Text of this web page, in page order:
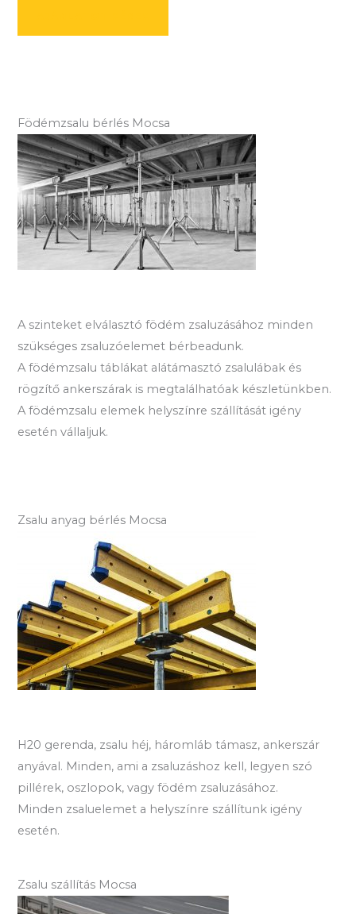
Födémzsalu bérlés Mocsa
A szinteket elválasztó födém zsaluzásához minden
szükséges zsaluzóelemet bérbeadunk.
A födémzsalu táblákat alátámasztó zsalulábak és
rögzítő ankerszárak is megtalálhatóak készletünkben.
A födémzsalu elemek helyszínre szállítását igény
esetén vállaljuk.
Zsalu anyag bérlés Mocsa
H20 gerenda, zsalu héj, háromláb támasz, ankerszár
anyával. Minden, ami a zsaluzáshoz kell, legyen szó
pillérek, oszlopok, vagy födém zsaluzásához.
Minden zsaluelemet a helyszínre szállítunk igény
esetén.
Zsalu szállítás Mocsa